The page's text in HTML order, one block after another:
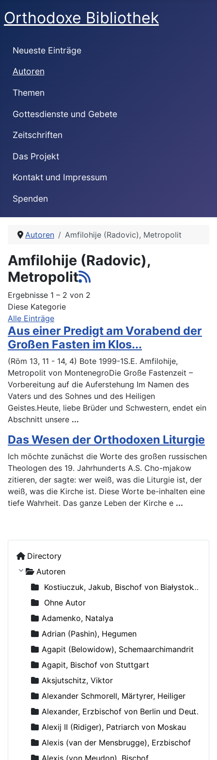
Orthodoxe Bibliothek
Neueste Einträge
Autoren
Themen
Gottesdienste und Gebete
Zeitschriften
Das Projekt
Kontakt und Impressum
Spenden
Directory
Autoren
Kostiuczuk, Jakub, Bischof von Białystok und Gdańsk
Ohne Autor
Adamenko, Natalya
Adrian (Pashin), Hegumen
Agapit (Belowidow), Schemaarchimandrit
Agapit, Bischof von Stuttgart
Aksjutschitz, Viktor
Alexander Schmorell, Märtyrer, Heiliger
Alexander, Erzbischof von Berlin und Deutschland
Alexij II (Ridiger), Patriarch von Moskau
Alexis (van der Mensbrugge), Erzbischof
Alexis (von Meudon), Bischof
Autoren Amfilohije (Radovic), Metropolit
Amfilohije (Radovic),
Metropolit
Ergebnisse 1 – 2 von 2
Diese Kategorie
Alle Einträge
Aus einer Predigt am Vorabend der
Großen Fasten im Klos...
(Röm 13, 11 - 14, 4) Bote 1999-1S.E. Amfilohije,
Metropolit von MontenegroDie Große Fastenzeit –
Vorbereitung auf die Auferstehung Im Namen des
Vaters und des Sohnes und des Heiligen
Geistes.Heute, liebe Brüder und Schwestern, endet ein
Abschnitt unsere ...
Das Wesen der Orthodoxen Liturgie
Ich möchte zunächst die Worte des großen russischen
Theologen des 19. Jahrhunderts A.S. Cho-mjakow
zitieren, der sagte: wer weiß, was die Liturgie ist, der
weiß, was die Kirche ist. Diese Worte be-inhalten eine
tiefe Wahrheit. Das ganze Leben der Kirche e ...